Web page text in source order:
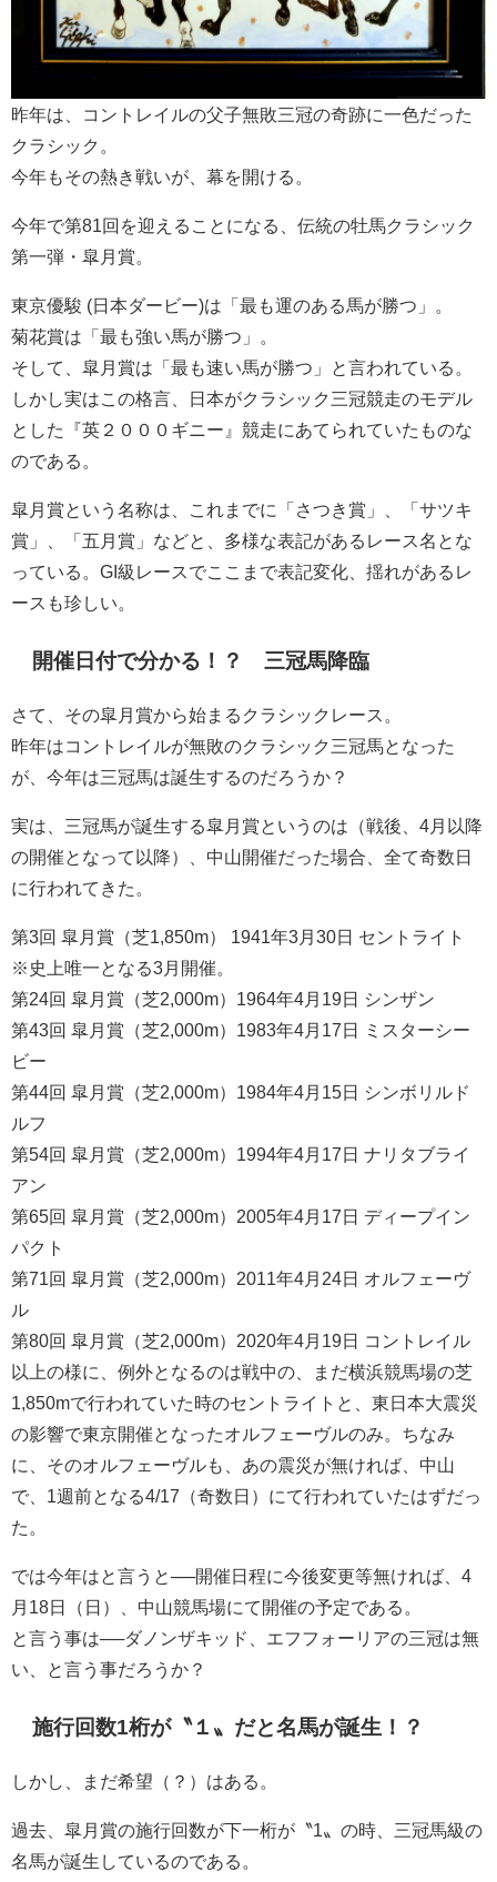
昨年は、コントレイルの父子無敗三冠の奇跡に一色だった
クラシック。
今年もその熱き戦いが、幕を開ける。
今年で第81回を迎えることになる、伝統の牡馬クラシック
第一弾・皐月賞。
東京優駿 (日本ダービー)は「最も運のある馬が勝つ」。
菊花賞は「最も強い馬が勝つ」。
そして、皐月賞は「最も速い馬が勝つ」と言われている。
しかし実はこの格言、日本がクラシック三冠競走のモデル
とした『英２０００ギニー』競走にあてられていたものな
のである。
皐月賞という名称は、これまでに「さつき賞」、「サツキ
賞」、「五月賞」などと、多様な表記があるレース名とな
っている。GI級レースでここまで表記変化、揺れがあるレ
ースも珍しい。
開催日付で分かる！？ 三冠馬降臨
さて、その皐月賞から始まるクラシックレース。
昨年はコントレイルが無敗のクラシック三冠馬となった
が、今年は三冠馬は誕生するのだろうか？
実は、三冠馬が誕生する皐月賞というのは（戦後、4月以降
の開催となって以降）、中山開催だった場合、全て奇数日
に行われてきた。
第3回 皐月賞（芝1,850m） 1941年3月30日 セントライト
※史上唯一となる3月開催。
第24回 皐月賞（芝2,000m）1964年4月19日 シンザン
第43回 皐月賞（芝2,000m）1983年4月17日 ミスターシー
ビー
第44回 皐月賞（芝2,000m）1984年4月15日 シンボリルド
ルフ
第54回 皐月賞（芝2,000m）1994年4月17日 ナリタブライ
アン
第65回 皐月賞（芝2,000m）2005年4月17日 ディープイン
パクト
第71回 皐月賞（芝2,000m）2011年4月24日 オルフェーヴ
ル
第80回 皐月賞（芝2,000m）2020年4月19日 コントレイル
以上の様に、例外となるのは戦中の、まだ横浜競馬場の芝
1,850mで行われていた時のセントライトと、東日本大震災
の影響で東京開催となったオルフェーヴルのみ。ちなみ
に、そのオルフェーヴルも、あの震災が無ければ、中山
で、1週前となる4/17（奇数日）にて行われていたはずだっ
た。
では今年はと言うと──開催日程に今後変更等無ければ、4
月18日（日）、中山競馬場にて開催の予定である。
と言う事は──ダノンザキッド、エフフォーリアの三冠は無
い、と言う事だろうか？
施行回数1桁が〝１〟だと名馬が誕生！？
しかし、まだ希望（？）はある。
過去、皐月賞の施行回数が下一桁が〝1〟の時、三冠馬級の
名馬が誕生しているのである。